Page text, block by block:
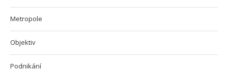
Metropole
Objektiv
Podnikání